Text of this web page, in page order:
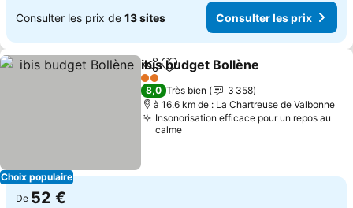
Consulter les prix de 13 sites Consulter les prix
Choix populaire
PartagerAjouter à mes favoris
ibis budget Bollène
2 Étoiles
8,0 Très bien
3 358
à 16.6 km de : La Chartreuse de Valbonne
Insonorisation efficace pour un repos au
calme
De 52 €